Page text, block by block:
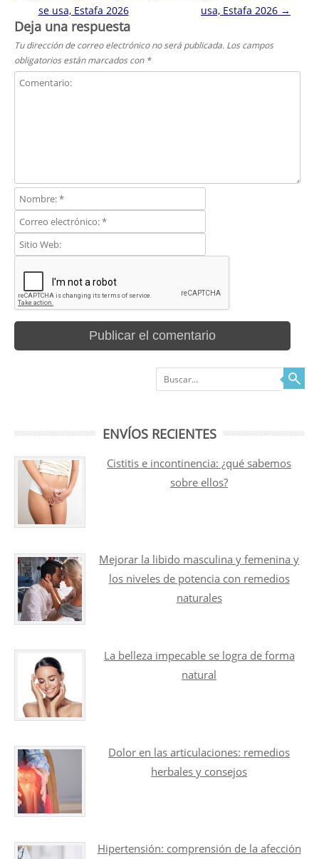
se usa, Estafa 2026
usa, Estafa 2026 →
Deja una respuesta
Tu dirección de correo electrónico no será publicada. Los campos
obligatorios están marcados con *
Buscar
ENVÍOS RECIENTES
Cistitis e incontinencia: ¿qué sabemos
sobre ellos?
Mejorar la libido masculina y femenina y
los niveles de potencia con remedios
naturales
La belleza impecable se logra de forma
natural
Dolor en las articulaciones: remedios
herbales y consejos
Hipertensión: comprensión de la afección